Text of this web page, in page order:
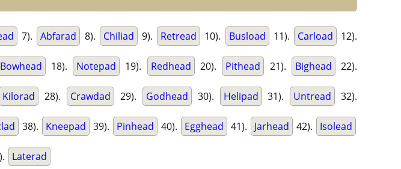
7). Abfarad 8). Chiliad 9). Retread 10). Busload 11). Carload 12).
Bowhead 18). Notepad 19). Redhead 20). Pithead 21). Bighead 22).
Kilorad 28). Crawdad 29). Godhead 30). Helipad 31). Untread 32).
38). Kneepad 39). Pinhead 40). Egghead 41). Jarhead 42). Isolead
Laterad